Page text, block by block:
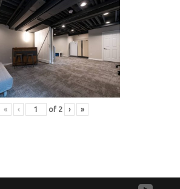
« ‹ of 2 › »